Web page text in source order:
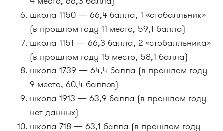
школа 1150 — 66,4 балла, 1 «стобалльник»
(в прошлом году 11 место, 59,1 балла)
школа 1151 — 66,3 балла, 2 «стобалльника»
(в прошлом году 15 место, 58,1 балла)
школа 1739 — 64,4 балла (в прошлом году
9 место, 60,4 баллов)
школа 1913 — 63,9 балла (в прошлом году
нет данных)
школа 718 — 63,1 балла (в прошлом году